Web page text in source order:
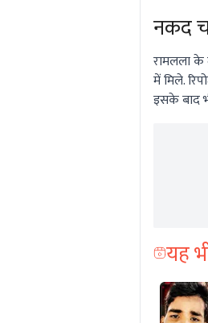
नकद
रामलला के
में मिले.
इसके बाद
यह